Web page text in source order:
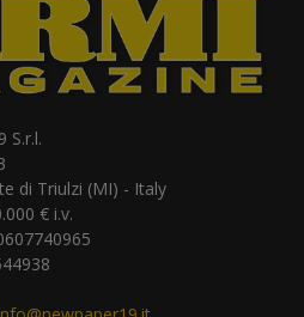
S.r.l.
di Triulzi (MI) - Italy
€ i.v.